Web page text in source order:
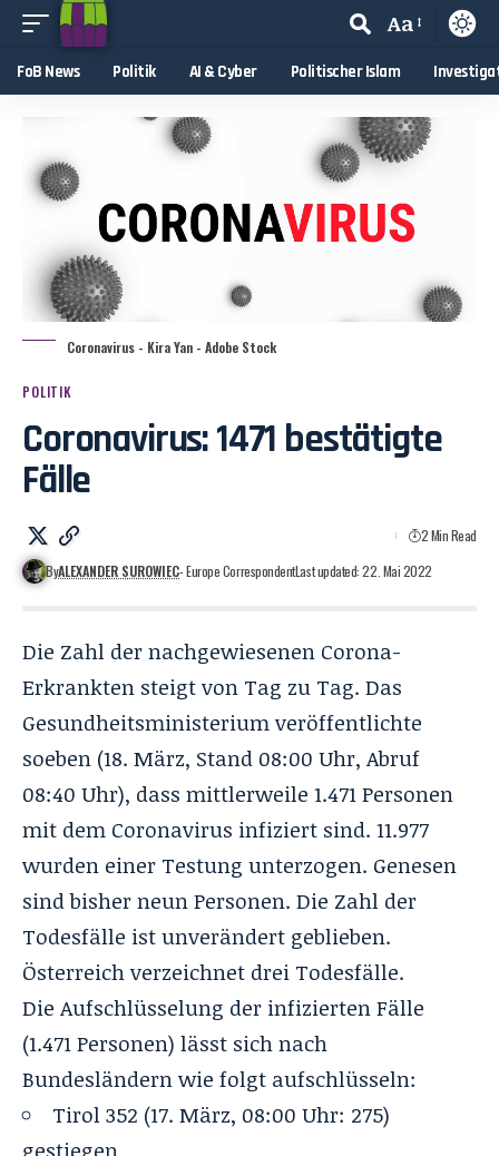
Aa
FoB News Politik AI & Cyber Politischer Islam
Coronavirus - Kira Yan - Adobe Stock
POLITIK
Coronavirus: 1471 bestätigte
Fälle
ByALEXANDER SUROWIEC- Europe CorrespondentLast updated: 22. Mai 2022
2 Min Read
Die Zahl der nachgewiesenen Corona-
Erkrankten steigt von Tag zu Tag. Das
Gesundheitsministerium veröffentlichte
soeben (18. März, Stand 08:00 Uhr, Abruf
08:40 Uhr), dass mittlerweile 1.471 Personen
mit dem Coronavirus infiziert sind. 11.977
wurden einer Testung unterzogen. Genesen
sind bisher neun Personen. Die Zahl der
Todesfälle ist unverändert geblieben.
Österreich verzeichnet drei Todesfälle.
Die Aufschlüsselung der infizierten Fälle
(1.471 Personen) lässt sich nach
Bundesländern wie folgt aufschlüsseln:
Tirol 352 (17. März, 08:00 Uhr: 275)
gestiegen